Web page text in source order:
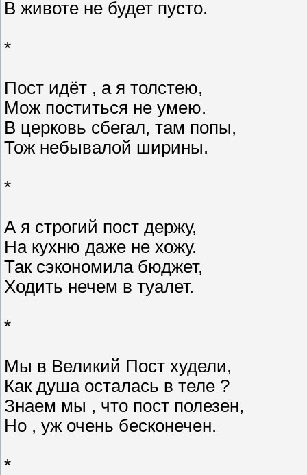
В животе не будет пусто.
*
Пост идёт , а я толстею,
Мож поститься не умею.
В церковь сбегал, там попы,
Тож небывалой ширины.
*
А я строгий пост держу,
На кухню даже не хожу.
Так сэкономила бюджет,
Ходить нечем в туалет.
*
Мы в Великий Пост худели,
Как душа осталась в теле ?
Знаем мы , что пост полезен,
Но , уж очень бесконечен.
*